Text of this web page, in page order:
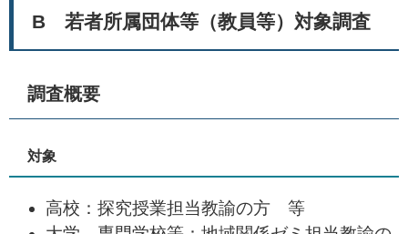
B 若者所属団体等（教員等）対象調査
調査概要
対象
高校：探究授業担当教諭の方 等